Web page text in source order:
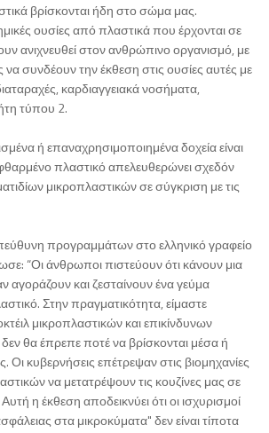
βρίσκονται ήδη στο σώμα μας.
ουσίες από πλαστικά που έρχονται σε
ανιχνευθεί στον ανθρώπινο οργανισμό, με
να συνδέουν την έκθεση στις ουσίες αυτές με
καρδιαγγειακά νοσήματα,
τύπου 2.
ή επαναχρησιμοποιημένα δοχεία είναι
πλαστικό απελευθερώνει σχεδόν
μικροπλαστικών σε σύγκριση με τις
προγραμμάτων στο ελληνικό γραφείο
“Οι άνθρωποι πιστεύουν ότι κάνουν μια
αγοράζουν και ζεσταίνουν ένα γεύμα
Στην πραγματικότητα, είμαστε
μικροπλαστικών και επικίνδυνων
θα έπρεπε ποτέ να βρίσκονται μέσα ή
Οι κυβερνήσεις επέτρεψαν στις βιομηχανίες
να μετατρέψουν τις κουζίνες μας σε
η έκθεση αποδεικνύει ότι οι ισχυρισμοί
στα μικροκύματα" δεν είναι τίποτα